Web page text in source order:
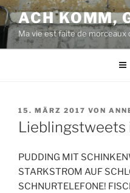
Zum
Inhalt
springen
ACH KOMM,
Ma vie est faite de morceaux
VERÖFFENTLICHT
AM
15. MÄRZ 2017 VON
Lieblingstweets
PUDDING MIT
STARKSTROM AUF
SCHNURTELEFONE!